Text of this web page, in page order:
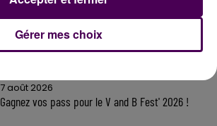
7 août 2026
Gagnez vos pass pour le V and B Fest' 2026 !
Gérer mes choix